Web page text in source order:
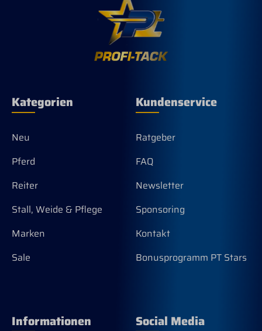
Kategorien
Neu
Pferd
Reiter
Stall, Weide & Pflege
Marken
Sale
Kundenservice
Ratgeber
FAQ
Newsletter
Sponsoring
Kontakt
Bonusprogramm PT Stars
Informationen Social Media